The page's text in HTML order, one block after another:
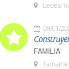
09/01/
FAMILIA